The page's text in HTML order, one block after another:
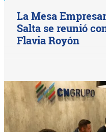
La Mesa
Salta se reunió
Flavia Royón